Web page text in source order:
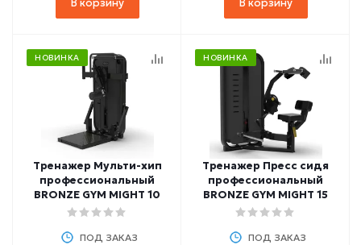
В корзину В корзину
НОВИНКА
Тренажер Мульти-хип
профессиональный
BRONZE GYM MIGHT 10
ПОД ЗАКАЗ
НОВИНКА
Тренажер Пресс сидя
профессиональный
BRONZE GYM MIGHT 15
ПОД ЗАКАЗ